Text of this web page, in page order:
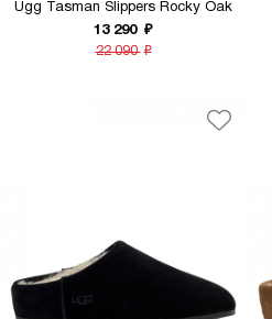
Ugg Tasman Slippers Rocky Oak
13 290 ₽
22 090 ₽